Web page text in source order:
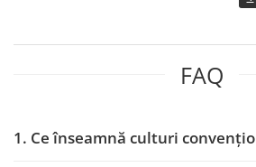
Insecticide
Tratament semințe
Fertilizanți foliari
FAQ
1. Ce înseamnă culturi